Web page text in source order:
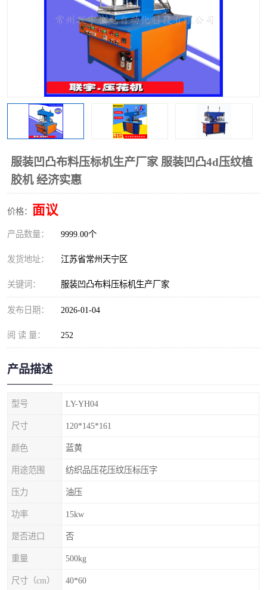
服装凹凸布料压标机生产厂家 服装凹凸4d压纹植
胶机 经济实惠
价格： 面议
产品数量： 9999.00个
发货地址： 江苏省常州天宁区
关键词： 服装凹凸布料压标机生产厂家
发布日期： 2026-01-04
阅 读 量： 252
产品描述
型号 LY-YH04
尺寸 120*145*161
颜色 蓝黄
用途范围 纺织品压花压纹压标压字
压力 油压
功率 15kw
是否进口 否
重量 500kg
尺寸（cm） 40*60